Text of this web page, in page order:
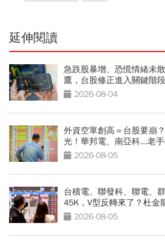
延伸閱讀
急跌股暴增、恐慌情緒未
鷹，台股修正進入關鍵階段
2026-08-04
外資空單創高＝台股要崩
光！華邦電、南亞科...老
Q3大行情
2026-08-05
台積電、聯發科、聯電、
45K，V型反轉來了？杜金
2026-08-05